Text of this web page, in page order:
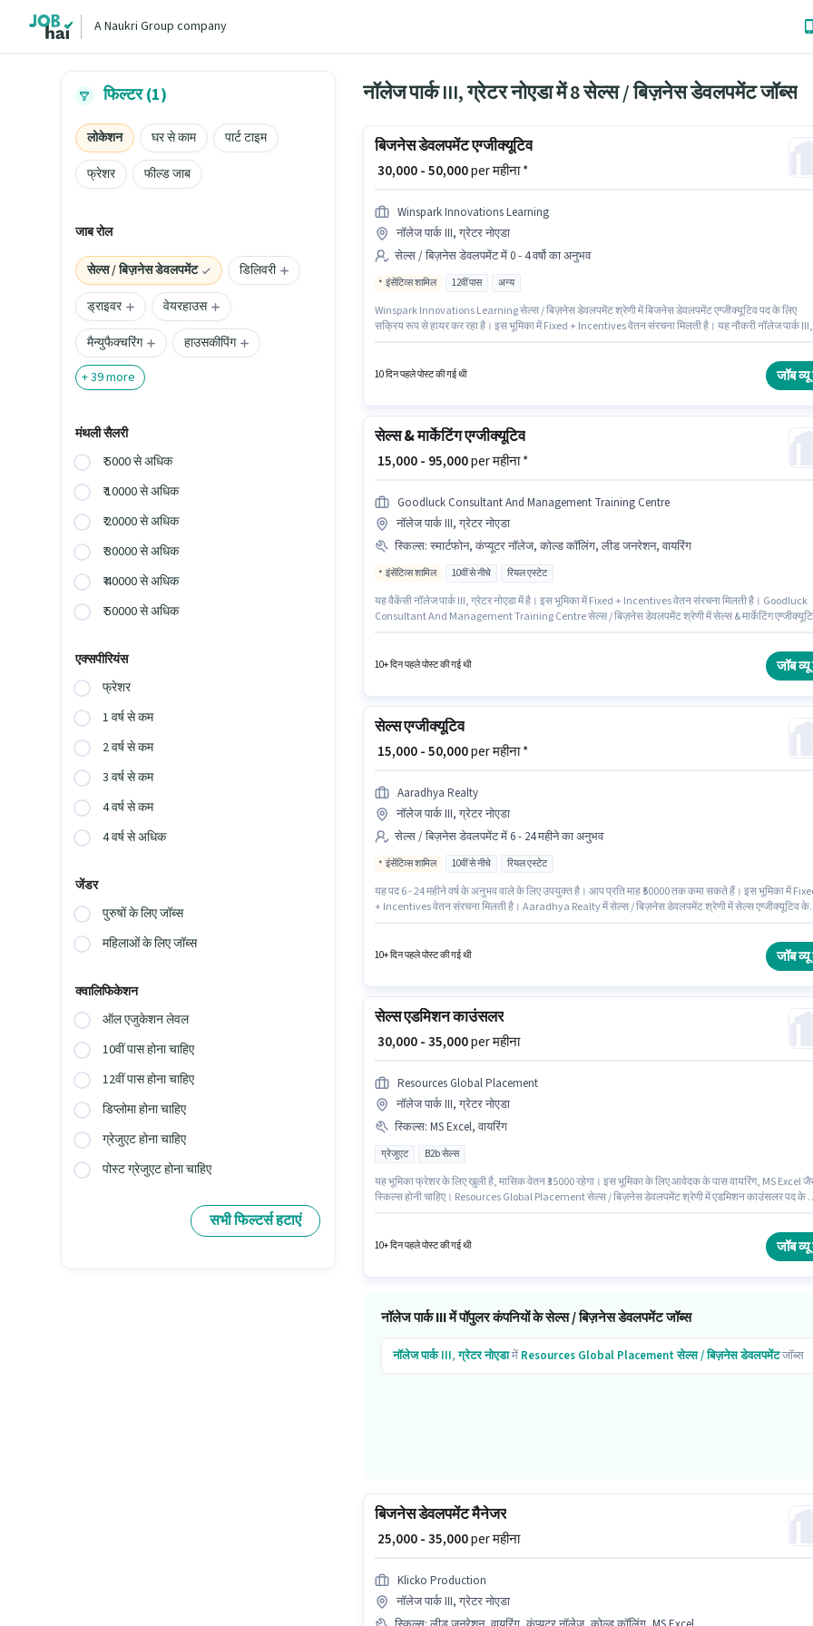
A Naukri Group company
फिल्टर (1)
लोकेशन घर से काम
पार्ट टाइम
फ्रेशर
फील्ड जाब
जाब रोल
सेल्स / बिज़नेस डेवलपमेंट
डिलिवरी
ड्राइवर
वेयरहाउस
मैन्युफैक्चरिंग
हाउसकीपिंग
+39more
मंथली सैलरी
₹ 5000 से अधिक
₹ 10000 से अधिक
₹ 20000 से अधिक
₹ 30000 से अधिक
₹ 40000 से अधिक
₹ 50000 से अधिक
एक्सपीरियंस
फ्रेशर
1 वर्ष से कम
2 वर्ष से कम
3 वर्ष से कम
4 वर्ष से कम
4 वर्ष से अधिक
जेंडर
पुरुषों के लिए जॉब्स
महिलाओं के लिए जॉब्स
क्वालिफिकेशन
ऑल एजुकेशन लेवल
10वीं पास होना चाहिए
12वीं पास होना चाहिए
डिप्लोमा होना चाहिए
ग्रेजुएट होना चाहिए
पोस्ट ग्रेजुएट होना चाहिए
सभी फिल्टर्स हटाएं
नॉलेज पार्क III, ग्रेटर नोएडा में 8 सेल्स / बिज़नेस डेवलपमेंट जॉब्स
बिजनेस डेवलपमेंट एग्जीक्यूटिव
₹ 30,000 - 50,000per महीना *
Winspark Innovations Learning
नॉलेज पार्क III, ग्रेटर नोएडा
सेल्स / बिज़नेस डेवलपमेंट में 0 - 4 वर्षो का अनुभव
इंसेंटिव्स शामिल 12वीं पास अन्य
Winspark Innovations Learning सेल्स / बिज़नेस डेवलपमेंट श्रेणी में बिजनेस डेवलपमेंट एग्जीक्यूटिव पद के लिए
सक्रिय रूप से हायर कर रहा है। इस भूमिका में Fixed + Incentives वेतन संरचना मिलती है। यह नौकरी नॉलेज पार्क III,
सकते हैं।
10 दिन पहले पोस्ट की गई थी जॉब
सेल्स & मार्केटिंग एग्जीक्यूटिव
₹ 15,000 - 95,000per महीना *
Goodluck Consultant And Management Training Centre
नॉलेज पार्क III, ग्रेटर नोएडा
स्किल्स: स्मार्टफोन, कंप्यूटर नॉलेज, कोल्ड कॉलिंग, लीड जनरेशन, वायरिंग
इंसेंटिव्स शामिल 10वीं से नीचे रियल एस्टेट
यह वैकेंसी नॉलेज पार्क III, ग्रेटर नोएडा में है। इस भूमिका में Fixed + Incentives वेतन संरचना मिलती है। Goodluck
Consultant And Management Training Centre सेल्स / बिज़नेस डेवलपमेंट श्रेणी में सेल्स & मार्केटिंग
सकते हैं। इस भूमिका के लिए आवेदन करने हेतु उम्मीदवार के पास स्मार्टफोन होना चाहिए।
10+ दिन पहले पोस्ट की गई थी जॉब
सेल्स एग्जीक्यूटिव
₹ 15,000 - 50,000per महीना *
Aaradhya Realty
नॉलेज पार्क III, ग्रेटर नोएडा
सेल्स / बिज़नेस डेवलपमेंट में 6 - 24 महीने का अनुभव
इंसेंटिव्स शामिल 10वीं से नीचे रियल एस्टेट
यह पद 6 - 24 महीने वर्ष के अनुभव वाले के लिए उपयुक्त है। आप प्रति माह ₹50000 तक कमा सकते हैं। इस भूमिका में
+ Incentives वेतन संरचना मिलती है। Aaradhya Realty में सेल्स / बिज़नेस डेवलपमेंट श्रेणी में सेल्स एग्जीक्यूटिव के
10+ दिन पहले पोस्ट की गई थी जॉब
सेल्स एडमिशन काउंसलर
₹ 30,000 - 35,000per महीना
Resources Global Placement
नॉलेज पार्क III, ग्रेटर नोएडा
स्किल्स: MS Excel, वायरिंग
ग्रेजुएट B2b सेल्स
यह भूमिका फ्रेशर के लिए खुली है, मासिक वेतन ₹35000 रहेगा। इस भूमिका के लिए आवेदक के पास वायरिंग, MS Excel
स्किल्स होनी चाहिए। Resources Global Placement सेल्स / बिज़नेस डेवलपमेंट श्रेणी में एडमिशन काउंसलर पद के
10+ दिन पहले पोस्ट की गई थी जॉब
नॉलेज पार्क III में पॉपुलर कंपनियों के सेल्स / बिज़नेस डेवलपमेंट जॉब्स
नॉलेज पार्क III,ग्रेटर नोएडामें Resources Global Placementसेल्स / बिज़नेस डेवलपमेंटजॉब्स
बिजनेस डेवलपमेंट मैनेजर
₹ 25,000 - 35,000per महीना
Klicko Production
नॉलेज पार्क III, ग्रेटर नोएडा